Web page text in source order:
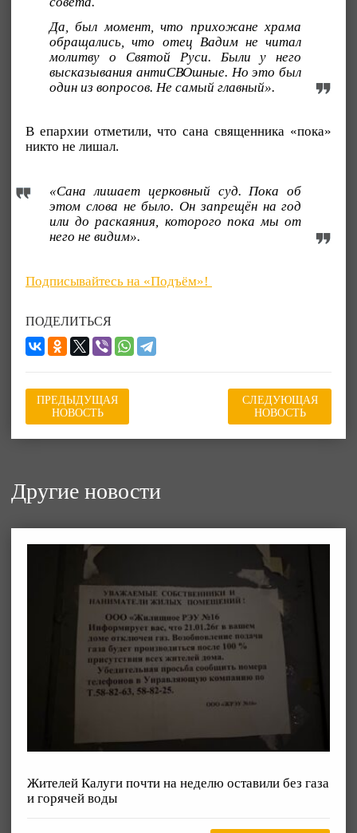
Да, был момент, что прихожане храма
обращались, что отец Вадим не читал
молитву о Святой Руси. Были у него
высказывания антиСВОшные. Но это был
один из вопросов. Не самый главный».
В епархии отметили, что сана священника «пока»
никто не лишал.
«Сана лишает церковный суд. Пока об
этом слова не было. Он запрещён на год
или до раскаяния, которого пока мы от
него не видим».
Подписывайтесь на «Подъём»!
ПОДЕЛИТЬСЯ
ПРЕДЫДУЩАЯ
НОВОСТЬ
СЛЕДУЮЩАЯ
НОВОСТЬ
Другие новости
Жителей Калуги почти на неделю оставили без газа
и горячей воды